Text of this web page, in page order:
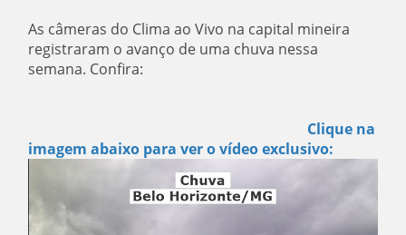
As câmeras do Clima ao Vivo na capital mineira
registraram o avanço de uma chuva nessa
semana. Confira:
Clique na
imagem abaixo para ver o vídeo exclusivo: